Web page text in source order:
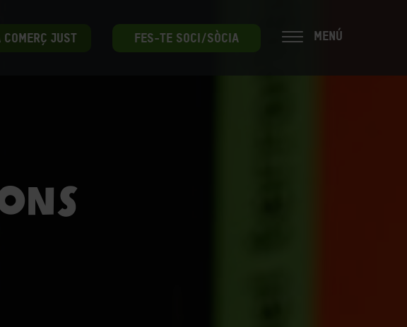
COMERÇ JUST FES-TE SOCI/SÒCIA MENÚ